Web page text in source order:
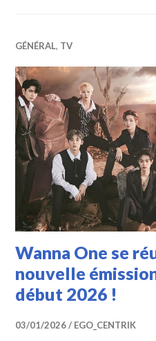
GÉNÉRAL, TV
Wanna One se
nouvelle
début 2026 !
03/01/2026 EGO_CENTRIK